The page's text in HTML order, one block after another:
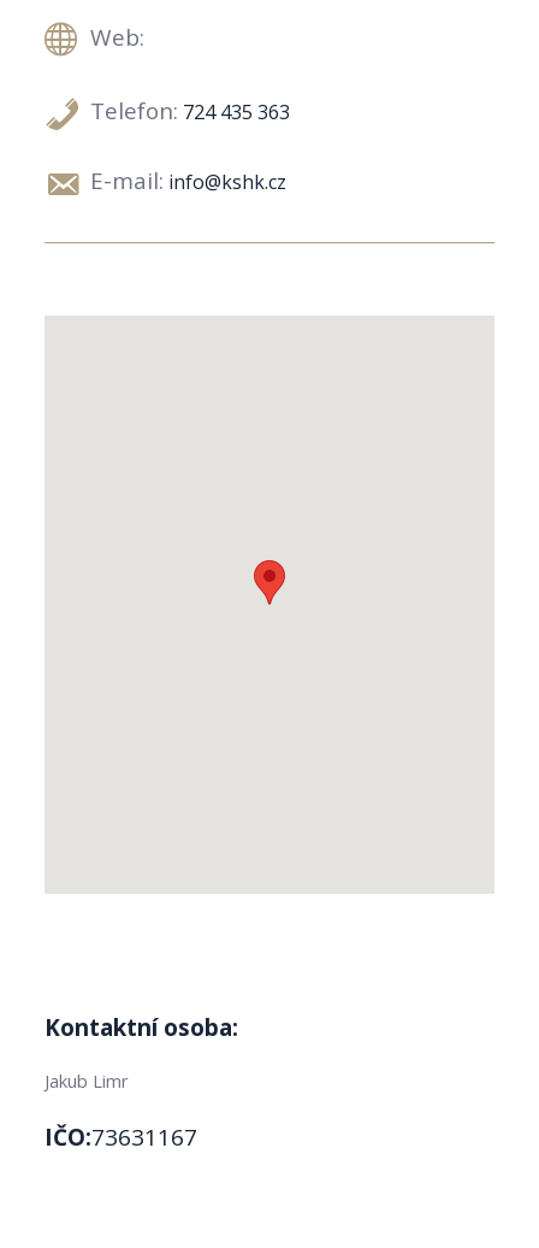
Web:
Telefon: 724 435 363
E-mail: info@kshk.cz
Kontaktní osoba:
Jakub Limr
IČO:73631167